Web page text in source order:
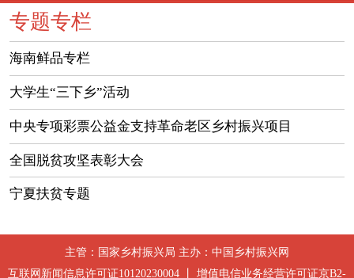
专题专栏
海南鲜品专栏
大学生“三下乡”活动
中央专项彩票公益金支持革命老区乡村振兴项目
全国脱贫攻坚表彰大会
宁夏扶贫专题
主管：国家乡村振兴局 主办：中国乡村振兴网
互联网新闻信息许可证10120230004 丨 增值电信业务经营许可证京B2-